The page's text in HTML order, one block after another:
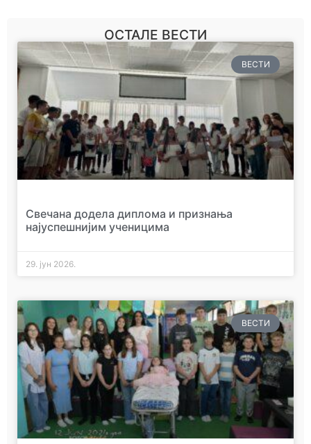
ОСТАЛЕ ВЕСТИ
ВЕСТИ
Свечана додела диплома и признања
најуспешнијим ученицима
29. јун 2026.
ВЕСТИ